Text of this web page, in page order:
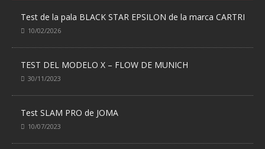
Test de la pala BLACK STAR EPSILON de la marca CARTRI
10/02/2026
TEST DEL MODELO X – FLOW DE MUNICH
30/11/2023
Test SLAM PRO de JOMA
10/07/2023